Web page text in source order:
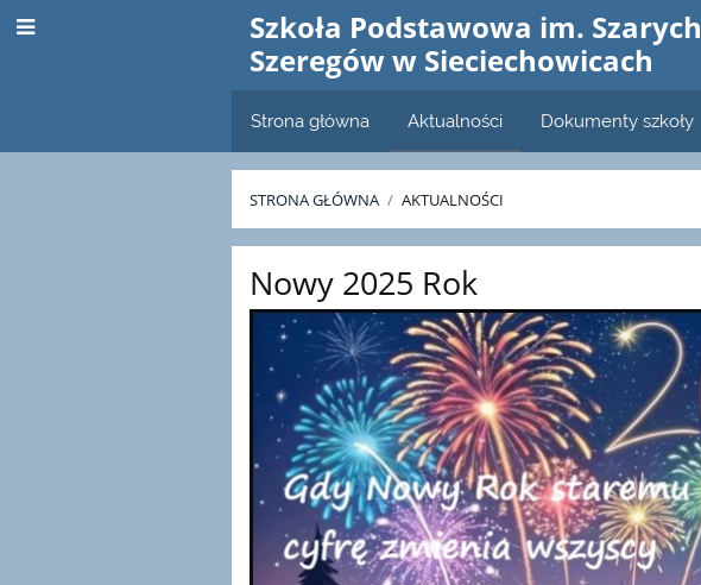
Szkoła Podstawowa im. Szarych
Szeregów w Sieciechowicach
Strona główna Aktualności Dokumenty szkoły
STRONA GŁÓWNA / AKTUALNOŚCI
Aktualności
Nowy 2025 Rok